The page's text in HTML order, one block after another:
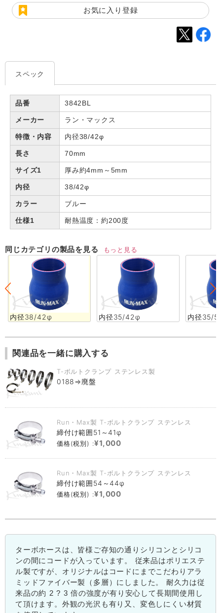
お気に入り登録
スペック
品番 3842BL
メーカー ラン・マックス
特徴・内容 内径38/42φ
長さ 70mm
サイズ1 厚み約4mm～5mm
内径 38/42φ
カラー ブルー
仕様1 耐熱温度：約200度
同じカテゴリの製品を見る もっと見る
内径38/42φ 内径35/42φ 内径35/
関連品を一緒に購入する
T-ボルトクランプ ステンレス製
0188⇒廃盤
Run・Max製 T-ボルトクランプ ステンレス
締付け範囲51～41φ
価格(税別) :¥1,000
Run・Max製 T-ボルトクランプ ステンレス
締付け範囲54～44φ
価格(税別) :¥1,000
ターボホースは、皆様ご存知の通りシリコンとシリコ
ンの間にコードが入っています。 従来品はポリエステ
ル製ですが、オリジナルはコードにまでこだわりアラ
ミッドファイバー製（多層）にしました。 耐久力は従
来品の約 2 ? 3 倍の強度が有り安心して長期間使用し
て頂けます。外観の光沢も有り又、変色しにくい材質